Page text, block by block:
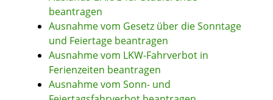
beantragen
Ausnahme vom Gesetz über die Sonntage
und Feiertage beantragen
Ausnahme vom LKW-Fahrverbot in
Ferienzeiten beantragen
Ausnahme vom Sonn- und